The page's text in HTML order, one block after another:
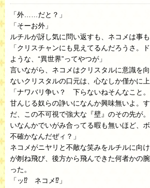
「外……だと？」
「そーお外」
ルチルが訝し気に問い返すも、ネコメは事も
「クリスチャンにも見えてるんだろうさ。
ような、“異世界”ってやつが」
言いながら、ネコメはクリスタルに意識を
ないクリスタルの口元は、心なしか僅かに上
「ナワバリ争い？ 下らないねそんなこと
甘んじる奴らの諍いになんか興味無いよ。
だ、この不可視で強大な『壁』のその先が
いなんかでいがみ合ってる暇も無いほど、
不確かなんだぜィ？」
ネコメがニヤリと不敵な笑みをルチルに向
が刎ね飛び、後方から飛んできた何者かの
った。
「ッ⁉ ネコメ⁉」